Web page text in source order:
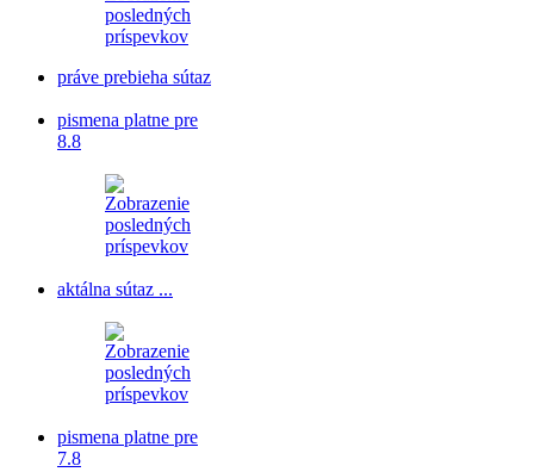
práve prebieha sútaz
pismena platne pre
8.8
aktálna sútaz ...
pismena platne pre
7.8